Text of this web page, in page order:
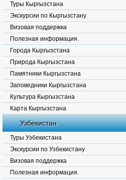
Туры Кыргызстана
Экскурсии по Кыргызстану
Визовая поддержка
Полезная информация.
Города Кыргызстана
Природа Кыргызстана
Памятники Кыргызстана
Заповедники Кыргызстана
Культура Кыргызстана
Карта Кыргызстана
Узбекистан
Туры Узбекистана
Экскурсии по Узбекистану
Визовая поддержка
Полезная информация.